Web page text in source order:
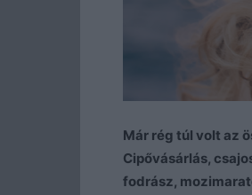
Már rég túl volt az
Cipővásárlás,
fodrász,